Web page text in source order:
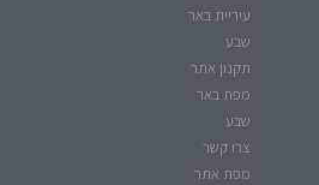
עיריית באר
שבע
תקנון אתר
מפת באר
שבע
צרו קשר
מפת אתר